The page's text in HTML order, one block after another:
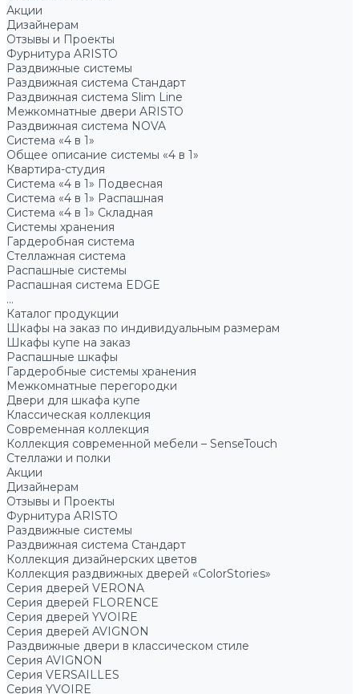
Акции
Дизайнерам
Отзывы и Проекты
Фурнитура ARISTO
Раздвижные системы
Раздвижная система Стандарт
Раздвижная система Slim Line
Межкомнатные двери ARISTO
Раздвижная система NOVA
Система «4 в 1»
Общее описание системы «4 в 1»
Квартира-студия
Система «4 в 1» Подвесная
Система «4 в 1» Распашная
Система «4 в 1» Складная
Системы хранения
Гардеробная система
Стеллажная система
Распашные системы
Распашная система EDGE
...
Каталог продукции
Шкафы на заказ по индивидуальным размерам
Шкафы купе на заказ
Распашные шкафы
Гардеробные системы хранения
Межкомнатные перегородки
Двери для шкафа купе
Классическая коллекция
Современная коллекция
Коллекция современной мебели – SenseTouch
Стеллажи и полки
Акции
Дизайнерам
Отзывы и Проекты
Фурнитура ARISTO
Раздвижные системы
Раздвижная система Стандарт
Коллекция дизайнерских цветов
Коллекция раздвижных дверей «ColorStories»
Серия дверей VERONA
Серия дверей FLORENCE
Серия дверей YVOIRE
Серия дверей AVIGNON
Раздвижные двери в классическом стиле
Серия AVIGNON
Серия VERSAILLES
Серия YVOIRE